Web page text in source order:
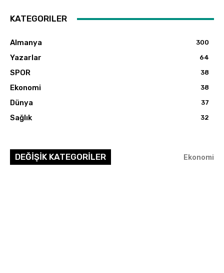
KATEGORILER
Almanya 300
Yazarlar 64
SPOR 38
Ekonomi 38
Dünya 37
Sağlık 32
DEĞİŞİK KATEGORİLER Ekonomi